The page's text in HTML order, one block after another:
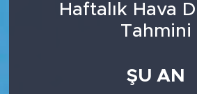
Haftalık Hava
Tahmini
ŞU AN
Adaklı-Kiğı
MD Prestij Dergisi
Tüm Manşetler